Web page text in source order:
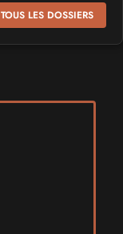
TOUS LES DOSSIERS